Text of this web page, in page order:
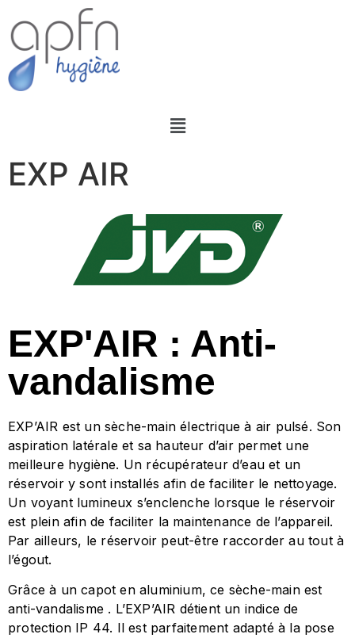
EXP AIR
EXP'AIR : Anti-
vandalisme
EXP’AIR est un sèche-main électrique à air pulsé. Son
aspiration latérale et sa hauteur d’air permet une
meilleure hygiène. Un récupérateur d’eau et un
réservoir y sont installés afin de faciliter le nettoyage.
Un voyant lumineux s’enclenche lorsque le réservoir
est plein afin de faciliter la maintenance de l’appareil.
Par ailleurs, le réservoir peut-être raccorder au tout à
l’égout.
Grâce à un capot en aluminium, ce sèche-main est
anti-vandalisme . L’EXP’AIR détient un indice de
protection IP 44. Il est parfaitement adapté à la pose